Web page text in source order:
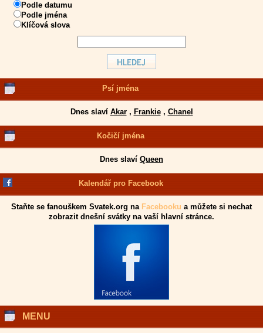
Podle datumu
Podle jména
Klíčová slova
Psí jména
Dnes slaví Akar, Frankie, Chanel
Kočičí jména
Dnes slaví Queen
Kalendář pro Facebook
Staňte se fanouškem Svatek.org na Facebooku a můžete si nechat
zobrazit dnešní svátky na vaší hlavní stránce.
MENU